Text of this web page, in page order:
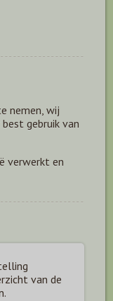
nemen, wij
gebruik van
verwerkt en
van de